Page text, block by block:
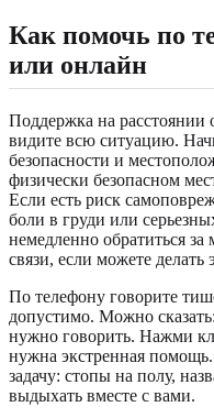
Как помочь по
или онлайн
Поддержка на расстоянии
видите всю ситуацию.
безопасности и
физически безопасном
Если есть риск
боли в груди или
немедленно обратиться
связи, если можете делать
По телефону говорите
допустимо. Можно
нужно говорить. Нажми
нужна экстренная
задачу: стопы на полу,
выдыхать вместе с вами.